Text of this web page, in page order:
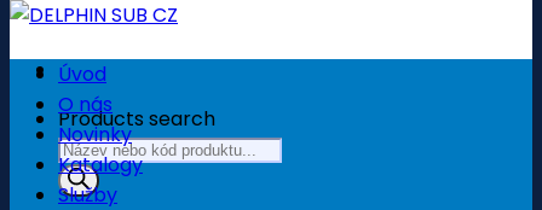
Products search
Úvod
O nás
Novinky
Katalogy
Služby